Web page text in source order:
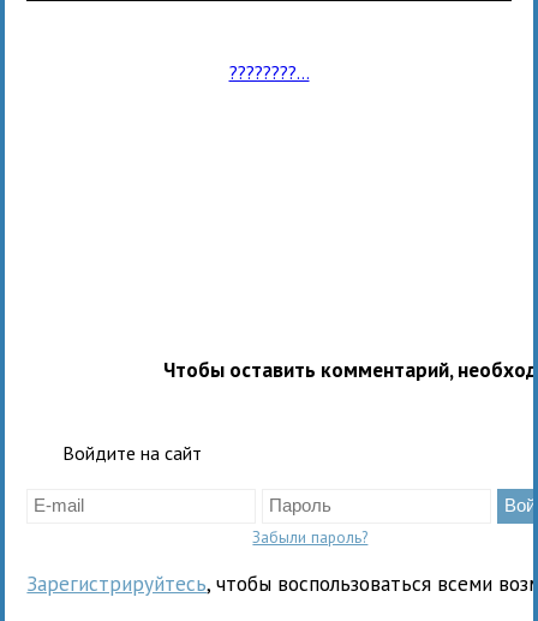
????????...
Чтобы оставить комментарий,
Войдите на сайт
Забыли пароль?
Зарегистрируйтесь, чтобы воспользоваться всеми